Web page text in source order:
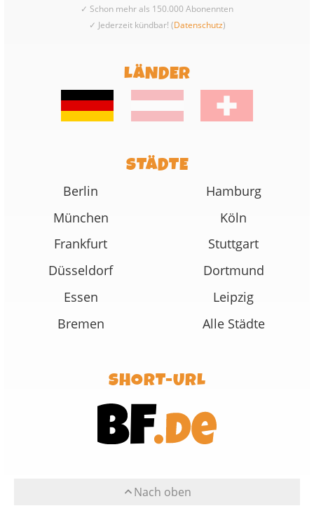
✓ Schon mehr als 150.000 Abonennten
✓ Jederzeit kündbar! (Datenschutz)
LÄNDER
STÄDTE
Berlin
Hamburg
München
Köln
Frankfurt
Stuttgart
Düsseldorf
Dortmund
Essen
Leipzig
Bremen
Alle Städte
SHORT-URL
Nach oben